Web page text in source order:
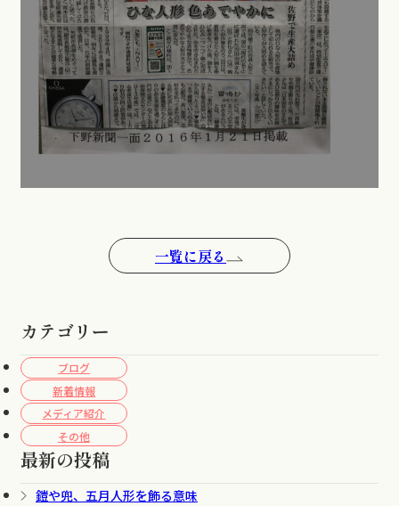
カテゴリー
ブログ
新着情報
メディア紹介
その他
最新の投稿
鎧や兜、五月人形を飾る意味
一覧に戻る